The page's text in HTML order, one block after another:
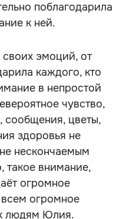
поблагодарила
к ней.
своих эмоций, от
каждого, кто
в непростой
чувство,
сообщения, цветы,
здоровья не
нескончаемым
такое внимание,
огромное
огромное
людям Юлия.